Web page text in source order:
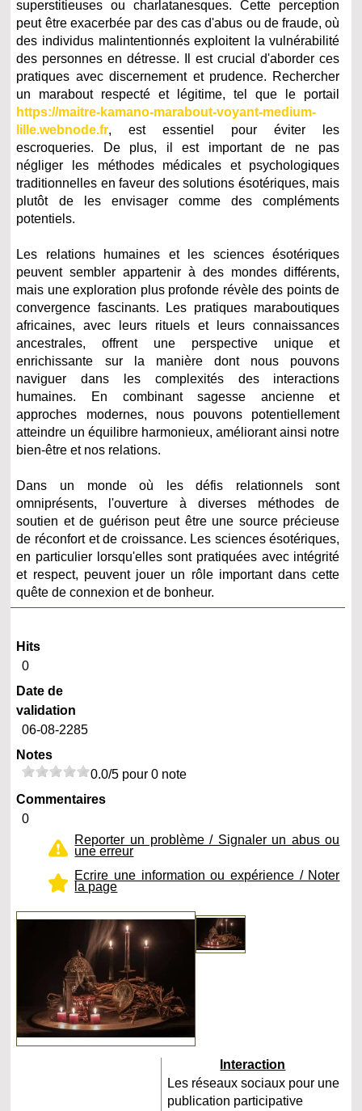
superstitieuses ou charlatanesques. Cette perception
peut être exacerbée par des cas d'abus ou de fraude, où
des individus malintentionnés exploitent la vulnérabilité
des personnes en détresse. Il est crucial d'aborder ces
pratiques avec discernement et prudence. Rechercher
un marabout respecté et légitime, tel que le portail
https://maitre-kamano-marabout-voyant-medium-
lille.webnode.fr, est essentiel pour éviter les
escroqueries. De plus, il est important de ne pas
négliger les méthodes médicales et psychologiques
traditionnelles en faveur des solutions ésotériques, mais
plutôt de les envisager comme des compléments
potentiels.
Les relations humaines et les sciences ésotériques
peuvent sembler appartenir à des mondes différents,
mais une exploration plus profonde révèle des points de
convergence fascinants. Les pratiques maraboutiques
africaines, avec leurs rituels et leurs connaissances
ancestrales, offrent une perspective unique et
enrichissante sur la manière dont nous pouvons
naviguer dans les complexités des interactions
humaines. En combinant sagesse ancienne et
approches modernes, nous pouvons potentiellement
atteindre un équilibre harmonieux, améliorant ainsi notre
bien-être et nos relations.
Dans un monde où les défis relationnels sont
omniprésents, l'ouverture à diverses méthodes de
soutien et de guérison peut être une source précieuse
de réconfort et de croissance. Les sciences ésotériques,
en particulier lorsqu'elles sont pratiquées avec intégrité
et respect, peuvent jouer un rôle important dans cette
quête de connexion et de bonheur.
Hits
0
Date de
validation
06-08-2285
Notes
0.0/5 pour 0 note
Commentaires
0
Reporter un problème / Signaler un abus ou
une erreur
Ecrire une information ou expérience / Noter
la page
Interaction
Les réseaux sociaux pour une
publication participative